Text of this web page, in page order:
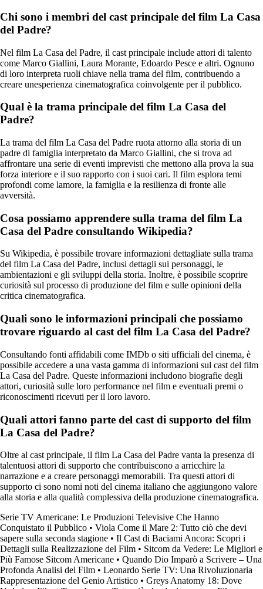
Chi sono i membri del cast principale del film La Casa
del Padre?
Nel film La Casa del Padre, il cast principale include attori di talento
come Marco Giallini, Laura Morante, Edoardo Pesce e altri. Ognuno
di loro interpreta ruoli chiave nella trama del film, contribuendo a
creare unesperienza cinematografica coinvolgente per il pubblico.
Qual è la trama principale del film La Casa del
Padre?
La trama del film La Casa del Padre ruota attorno alla storia di un
padre di famiglia interpretato da Marco Giallini, che si trova ad
affrontare una serie di eventi imprevisti che mettono alla prova la sua
forza interiore e il suo rapporto con i suoi cari. Il film esplora temi
profondi come lamore, la famiglia e la resilienza di fronte alle
avversità.
Cosa possiamo apprendere sulla trama del film La
Casa del Padre consultando Wikipedia?
Su Wikipedia, è possibile trovare informazioni dettagliate sulla trama
del film La Casa del Padre, inclusi dettagli sui personaggi, le
ambientazioni e gli sviluppi della storia. Inoltre, è possibile scoprire
curiosità sul processo di produzione del film e sulle opinioni della
critica cinematografica.
Quali sono le informazioni principali che possiamo
trovare riguardo al cast del film La Casa del Padre?
Consultando fonti affidabili come IMDb o siti ufficiali del cinema, è
possibile accedere a una vasta gamma di informazioni sul cast del film
La Casa del Padre. Queste informazioni includono biografie degli
attori, curiosità sulle loro performance nel film e eventuali premi o
riconoscimenti ricevuti per il loro lavoro.
Quali attori fanno parte del cast di supporto del film
La Casa del Padre?
Oltre al cast principale, il film La Casa del Padre vanta la presenza di
talentuosi attori di supporto che contribuiscono a arricchire la
narrazione e a creare personaggi memorabili. Tra questi attori di
supporto ci sono nomi noti del cinema italiano che aggiungono valore
alla storia e alla qualità complessiva della produzione cinematografica.
Serie TV Americane: Le Produzioni Televisive Che Hanno
Conquistato il Pubblico • Viola Come il Mare 2: Tutto ciò che devi
sapere sulla seconda stagione • Il Cast di Baciami Ancora: Scopri i
Dettagli sulla Realizzazione del Film • Sitcom da Vedere: Le Migliori e
Più Famose Sitcom Americane • Quando Dio Imparò a Scrivere – Una
Profonda Analisi del Film • Leonardo Serie TV: Una Rivoluzionaria
Rappresentazione del Genio Artistico • Greys Anatomy 18: Dove